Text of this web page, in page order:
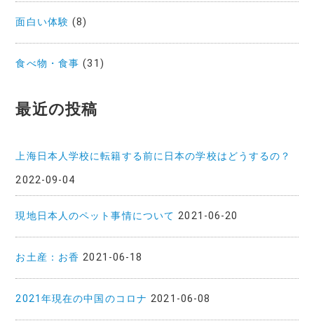
面白い体験 (8)
食べ物・食事 (31)
最近の投稿
上海日本人学校に転籍する前に日本の学校はどうするの？
2022-09-04
現地日本人のペット事情について 2021-06-20
お土産：お香 2021-06-18
2021年現在の中国のコロナ 2021-06-08